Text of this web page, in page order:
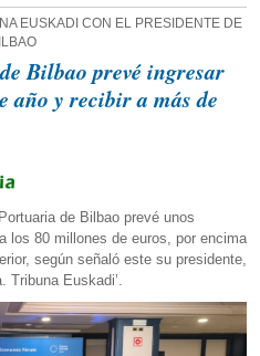
EUSKADI CON EL PRESIDENTE DE
Bilbao prevé ingresar
año y recibir a más de
de Bilbao prevé unos
los 80 millones de euros, por encima
según señaló este su presidente,
Tribuna Euskadi’.